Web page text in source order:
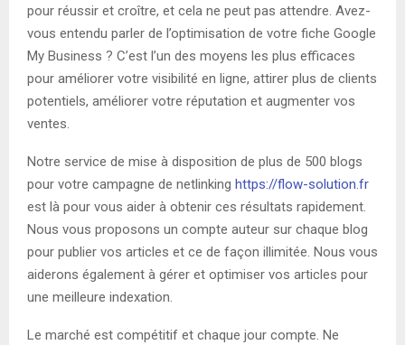
pour réussir et croître, et cela ne peut pas attendre. Avez-
vous entendu parler de l’optimisation de votre fiche Google
My Business ? C’est l’un des moyens les plus efficaces
pour améliorer votre visibilité en ligne, attirer plus de clients
potentiels, améliorer votre réputation et augmenter vos
ventes.
Notre service de mise à disposition de plus de 500 blogs
pour votre campagne de netlinking https://flow-solution.fr
est là pour vous aider à obtenir ces résultats rapidement.
Nous vous proposons un compte auteur sur chaque blog
pour publier vos articles et ce de façon illimitée. Nous vous
aiderons également à gérer et optimiser vos articles pour
une meilleure indexation.
Le marché est compétitif et chaque jour compte. Ne